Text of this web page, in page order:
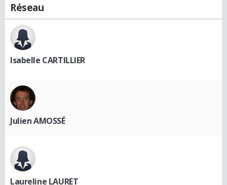
Réseau
Isabelle CARTILLIER
Julien AMOSSÉ
Laureline LAURET